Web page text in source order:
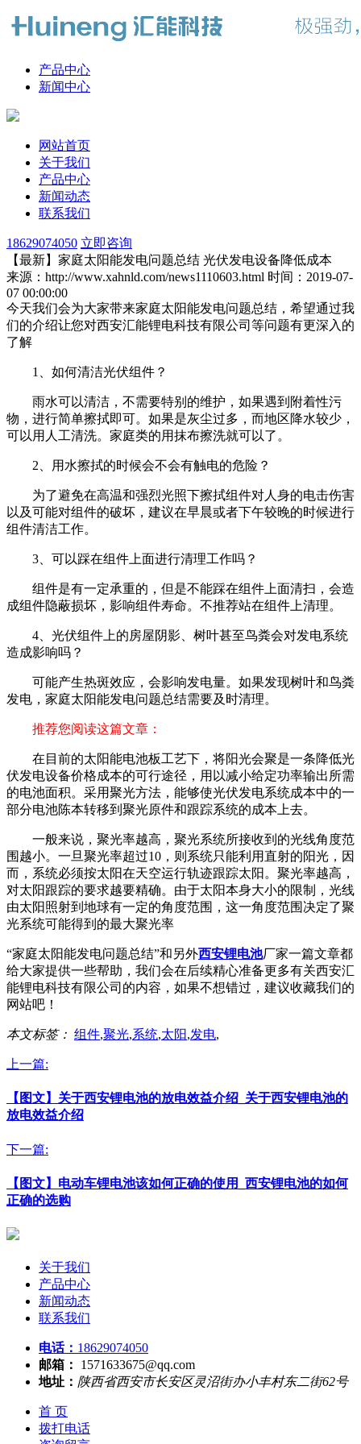
产品中心
新闻中心
网站首页
关于我们
产品中心
新闻动态
联系我们
18629074050 立即咨询
【最新】家庭太阳能发电问题总结 光伏发电设备降低成本
来源：http://www.xahnld.com/news1110603.html 时间：2019-07-
07 00:00:00
今天我们会为大家带来家庭太阳能发电问题总结，希望通过我
们的介绍让您对西安汇能锂电科技有限公司等问题有更深入的
了解
1、如何清洁光伏组件？
雨水可以清洁，不需要特别的维护，如果遇到附着性污
物，进行简单擦拭即可。如果是灰尘过多，而地区降水较少，
可以用人工清洗。家庭类的用抹布擦洗就可以了。
2、用水擦拭的时候会不会有触电的危险？
为了避免在高温和强烈光照下擦拭组件对人身的电击伤害
以及可能对组件的破坏，建议在早晨或者下午较晚的时候进行
组件清洁工作。
3、可以踩在组件上面进行清理工作吗？
组件是有一定承重的，但是不能踩在组件上面清扫，会造
成组件隐蔽损坏，影响组件寿命。不推荐站在组件上清理。
4、光伏组件上的房屋阴影、树叶甚至鸟粪会对发电系统
造成影响吗？
可能产生热斑效应，会影响发电量。如果发现树叶和鸟粪
发电，家庭太阳能发电问题总结需要及时清理。
推荐您阅读这篇文章：
在目前的太阳能电池板工艺下，将阳光会聚是一条降低光
伏发电设备价格成本的可行途径，用以减小给定功率输出所需
的电池面积。采用聚光方法，能够使光伏发电系统成本中的一
部分电池陈本转移到聚光原件和跟踪系统的成本上去。
一般来说，聚光率越高，聚光系统所接收到的光线角度范
围越小。一旦聚光率超过10，则系统只能利用直射的阳光，因
而，系统必须按太阳在天空运行轨迹跟踪太阳。聚光率越高，
对太阳跟踪的要求越要精确。由于太阳本身大小的限制，光线
由太阳照射到地球有一定的角度范围，这一角度范围决定了聚
光系统可能得到的最大聚光率
“家庭太阳能发电问题总结”和另外西安锂电池厂家一篇文章都
给大家提供一些帮助，我们会在后续精心准备更多有关西安汇
能锂电科技有限公司的内容，如果不想错过，建议收藏我们的
网站吧！
本文标签： 组件,聚光,系统,太阳,发电,
上一篇:
【图文】关于西安锂电池的放电效益介绍_关于西安锂电池的
放电效益介绍
下一篇:
【图文】电动车锂电池该如何正确的使用_西安锂电池的如何
正确的选购
关于我们
产品中心
新闻动态
联系我们
电话： 18629074050
邮箱：
1571633675@qq.com
地址： 陕西省西安市长安区灵沼街办小丰村东二街62号
首 页
拨打电话